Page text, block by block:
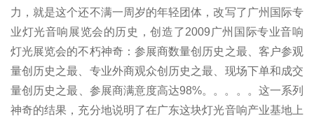
力，就是这个还不满一周岁的年轻团体，改写了广州国际专
业灯光音响展览会的历史，创造了2009广州国际专业音响
灯光展览会的不朽神奇：参展商数量创历史之最、客户参观
量创历史之最、专业外商观众创历史之最、现场下单和成交
量创历史之最、参展商满意度高达98%。。。。。这一系列
神奇的结果，充分地说明了在广东这块灯光音响产业基地上